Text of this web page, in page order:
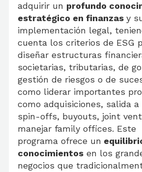
adquirir un profundo
estratégico en finanzas y
implementación legal,
cuenta los criterios de ESG
diseñar estructuras
societarias, tributarias, de
gestión de riesgos o de
como liderar importantes
como adquisiciones, salida a
spin-offs, buyouts, joint
manejar family offices. Este
programa ofrece un
conocimientos en los
negocios que